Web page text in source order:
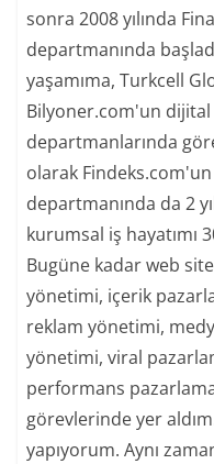
sonra 2008 yılında
departmanında
yaşamıma, Turkcell
Bilyoner.com'un
departmanlarında
olarak
departmanında da 2
kurumsal iş hayatımı
Bugüne kadar web
yönetimi, içerik
reklam yönetimi,
yönetimi, viral
performans
görevlerinde yer
yapıyorum. Aynı